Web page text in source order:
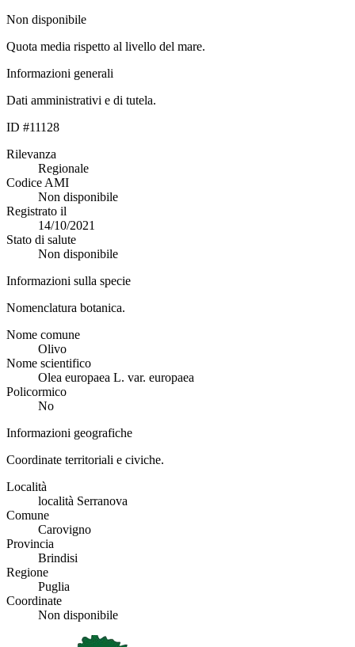
Non disponibile
Quota media rispetto al livello del mare.
Informazioni generali
Dati amministrativi e di tutela.
ID #11128
Rilevanza
Regionale
Codice AMI
Non disponibile
Registrato il
14/10/2021
Stato di salute
Non disponibile
Informazioni sulla specie
Nomenclatura botanica.
Nome comune
Olivo
Nome scientifico
Olea europaea L. var. europaea
Policormico
No
Informazioni geografiche
Coordinate territoriali e civiche.
Località
località Serranova
Comune
Carovigno
Provincia
Brindisi
Regione
Puglia
Coordinate
Non disponibile